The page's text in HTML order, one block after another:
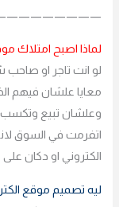
لماذا اصبح امتلاك
لو انت تاجر او
معايا علشان فيهم
وعلشان تبيع وتكسب
اتفرمت في السوق
الكتروني او دكان
ليه تصميم موقع